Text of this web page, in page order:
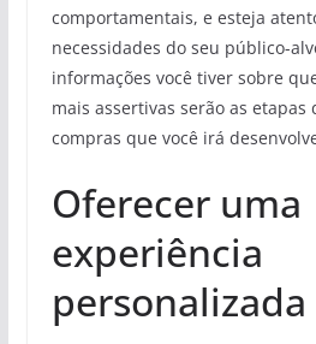
comportamentais, e esteja
necessidades do seu público-
informações você tiver sobre
mais assertivas serão as etapas
compras que você irá
Oferecer uma
experiência
personalizada